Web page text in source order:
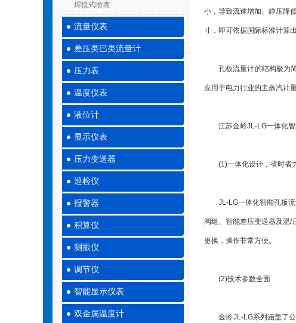
焊接式喷嘴
流量仪表
差压类巴类流量计
压力表
温度仪表
液位计
显示仪表
压力变送器
巡检仪
报警器
积算仪
测振仪
调节仪
智能显示仪表
双金属温度计
小，导致流速增加、静压降
寸，即可依据国际标准计算
孔板流量计的结构极为简
应用于电力行业的主蒸汽计
江苏金岭JL-LG一体化智
(1)一体化设计，省时省
JL-LG一体化智能孔板流
阀组、智能差压变送器及温
更换，操作非常方便。
(2)技术参数全面
金岭JL-LG系列涵盖了公